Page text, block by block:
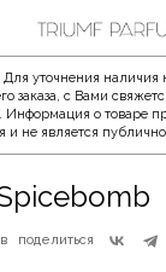
уточнения наличия
заказа, с Вами
Информация о товаре
и не является
поделиться